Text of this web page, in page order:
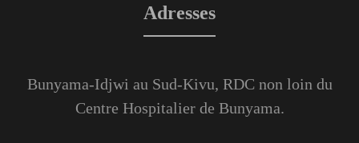
Adresses
Bunyama-Idjwi au Sud-Kivu, RDC non loin du
Centre Hospitalier de Bunyama.